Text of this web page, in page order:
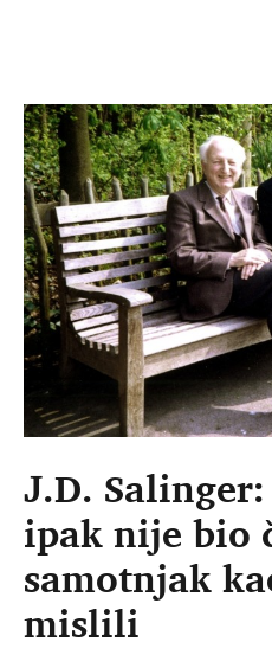
J.D.
ipak nije bio
samotnjak
mislili